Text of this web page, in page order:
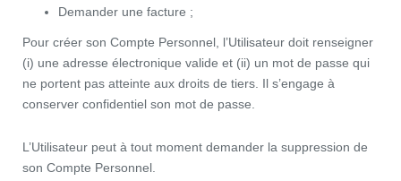
Demander une facture ;
Pour créer son Compte Personnel, l’Utilisateur doit renseigner
(i) une adresse électronique valide et (ii) un mot de passe qui
ne portent pas atteinte aux droits de tiers. Il s’engage à
conserver confidentiel son mot de passe.
L’Utilisateur peut à tout moment demander la suppression de
son Compte Personnel.